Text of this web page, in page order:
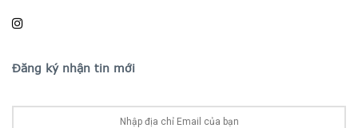
Đăng ký nhận tin mới